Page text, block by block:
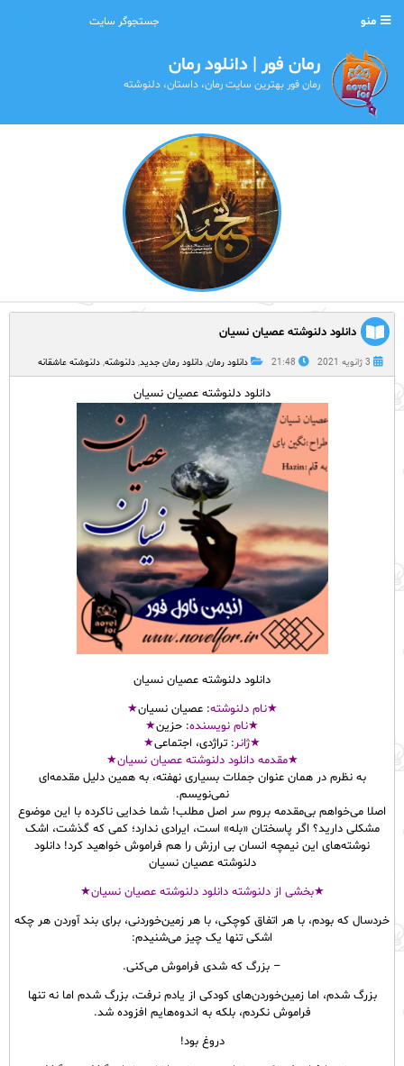
منو
رمان فور | دانلود رمان
رمان فور بهترین سایت رمان، داستان، دلنوشته
دانلود دلنوشته عصیان نسیان
3 ژانویه 2021 21:48 دانلود رمان, دانلود رمان جدید, دلنوشته, دلنوشته عاشقانه
دانلود دلنوشته عصیان نسیان
دانلود دلنوشته عصیان نسیان
★نامدلنوشته: عصیان نسیان★
★نام نویسنده: حزین★
★ژانر: تراژدی، اجتماعی★
★مقدمه دانلود دلنوشته عصیان نسیان★
به نظرم در همان عنوان جملات بسیاری نهفته، به همین دلیل مقدمه‌ای
نمی‌نویسم.
اصلا می‌خواهم بی‌مقدمه بروم سر اصل مطلب! شما خدایی ناکرده با این موضوع
مشکلی دارید؟ اگر پاسختان «بله» است، ایرادی ندارد؛ کمی که گذشت، اشک
نوشته‌های این نیمچه انسان بی ارزش را هم فراموش خواهید کرد! دانلود
دلنوشته عصیان نسیان
★بخشی از دلنوشته دانلود دلنوشته عصیان نسیان★
خردسال که بودم، با هر اتفاق کوچکی، با هر زمین‌خوردنی، برای بند آوردن هر چکه
اشکی تنها یک چیز می‌شنیدم:
– بزرگ که شدی فراموش می‌کنی.
بزرگ‌ شدم، اما زمین‌خوردن‌های کودکی از یادم نرفت، بزرگ شدم اما نه تنها
فراموش نکردم، بلکه به اندوه‌هایم افزوده شد.
دروغ بود!